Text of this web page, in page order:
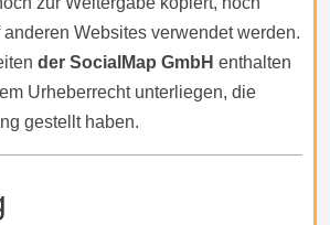
Websites verwendet werden.
der SocialMap GmbH enthalten
Urheberrecht unterliegen, die
gestellt haben.